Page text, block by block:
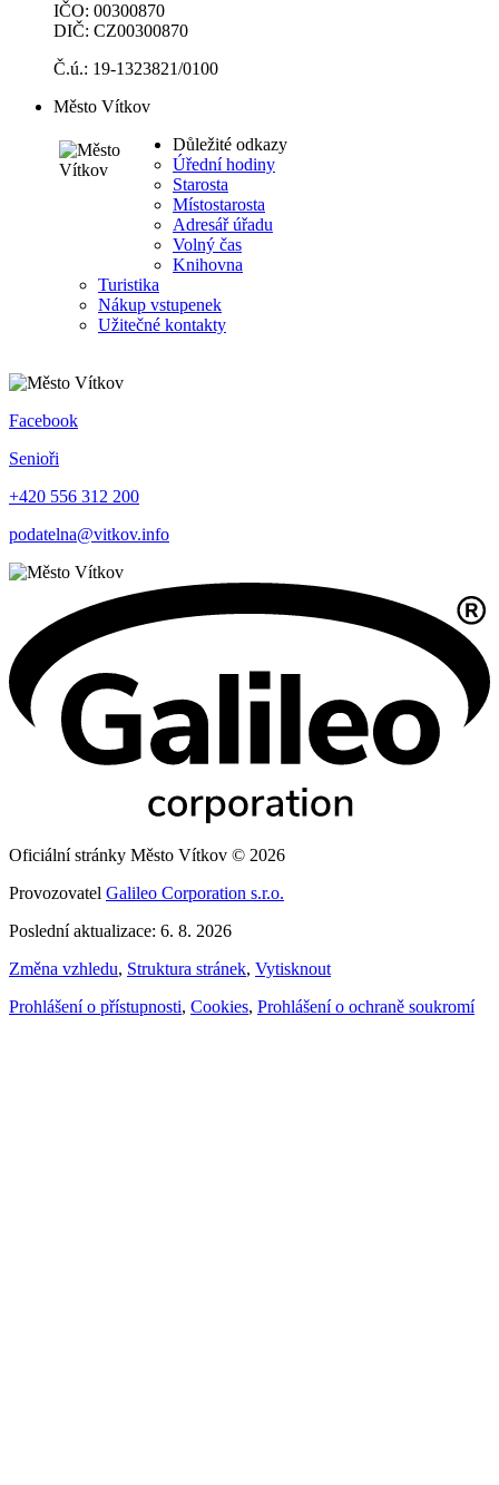
IČO: 00300870
DIČ: CZ00300870
Č.ú.: 19-1323821/0100
Město Vítkov
Důležité odkazy
Úřední hodiny
Starosta
Místostarosta
Adresář úřadu
Volný čas
Knihovna
Turistika
Nákup vstupenek
Užitečné kontakty
Facebook
Senioři
+420 556 312 200
podatelna@vitkov.info
Oficiální stránky Město Vítkov © 2026
Provozovatel Galileo Corporation s.r.o.
Poslední aktualizace: 6. 8. 2026
Změna vzhledu, Struktura stránek, Vytisknout
Prohlášení o přístupnosti, Cookies, Prohlášení o ochraně soukromí